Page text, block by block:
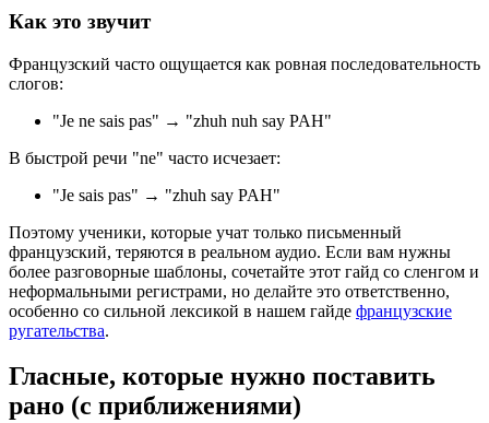
Как это звучит
Французский часто ощущается как ровная последовательность
слогов:
"Je ne sais pas" → "zhuh nuh say PAH"
В быстрой речи "ne" часто исчезает:
"Je sais pas" → "zhuh say PAH"
Поэтому ученики, которые учат только письменный
французский, теряются в реальном аудио. Если вам нужны
более разговорные шаблоны, сочетайте этот гайд со сленгом и
неформальными регистрами, но делайте это ответственно,
особенно со сильной лексикой в нашем гайде французские
ругательства.
Гласные, которые нужно поставить
рано (с приближениями)